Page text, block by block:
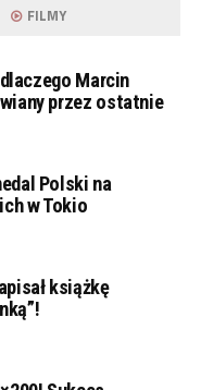
FILMY
Marcin
przez ostatnie
Polski na
w Tokio
książkę